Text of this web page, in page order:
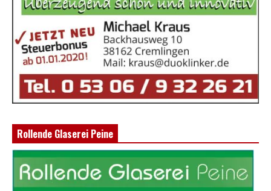
Rollende Glaserei Peine